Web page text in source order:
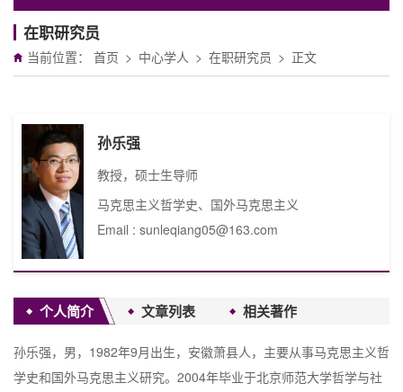
在职研究员
当前位置： 首页 > 中心学人 > 在职研究员 > 正文
孙乐强
教授，硕士生导师
马克思主义哲学史、国外马克思主义
Email : sunleqiang05@163.com
个人简介 文章列表 相关著作
孙乐强，男，1982年9月出生，安徽萧县人，主要从事马克思主义哲
学史和国外马克思主义研究。2004年毕业于北京师范大学哲学与社